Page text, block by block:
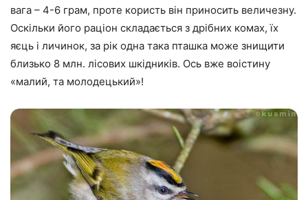
вага – 4-6 грам, проте користь він приносить величезну.
Оскільки його раціон складається з дрібних комах, їх
яєць і личинок, за рік одна така пташка може знищити
близько 8 млн. лісових шкідників. Ось вже воістину
«малий, та молодецький»!